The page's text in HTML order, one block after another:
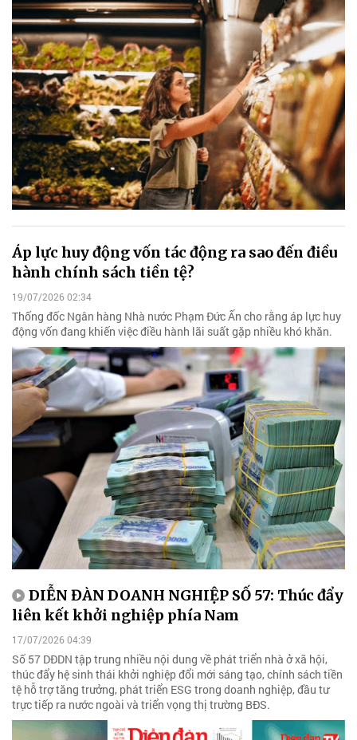
Áp lực huy động vốn tác động ra sao đến điều
hành chính sách tiền tệ?
19/07/2026 02:34
Thống đốc Ngân hàng Nhà nước Phạm Đức Ấn cho rằng áp lực huy
động vốn đang khiến việc điều hành lãi suất gặp nhiều khó khăn.
DIỄN ĐÀN DOANH NGHIỆP SỐ 57: Thúc đẩy
liên kết khởi nghiệp phía Nam
17/07/2026 04:39
Số 57 DĐDN tập trung nhiều nội dung về phát triển nhà ở xã hội,
thúc đẩy hệ sinh thái khởi nghiệp đổi mới sáng tạo, chính sách tiền
tệ hỗ trợ tăng trưởng, phát triển ESG trong doanh nghiệp, đầu tư
trực tiếp ra nước ngoài và triển vọng thị trường BĐS.